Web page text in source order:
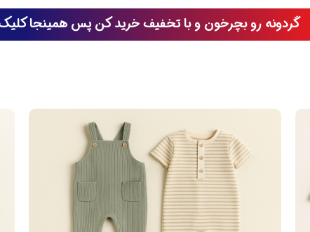
گردونه رو بچرخون و با تخفیف خرید کن پس همینجا